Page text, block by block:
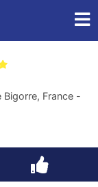
Bigorre, France -